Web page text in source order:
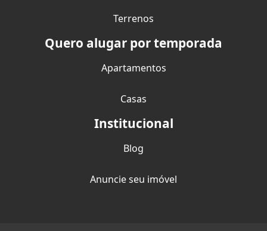
Terrenos
Quero alugar por temporada
Apartamentos
Casas
Institucional
Blog
Anuncie seu imóvel